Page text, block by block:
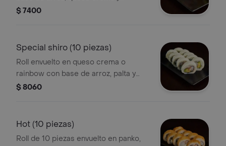
cebollín, más una proteína o verdura a
$ 7400
Special shiro (10 piezas)
Roll envuelto en queso crema o
rainbow con base de arroz, palta y
cebollín, más una proteína o verdura a
$ 8060
Hot (10 piezas)
Roll de 10 piezas envuelto en panko,